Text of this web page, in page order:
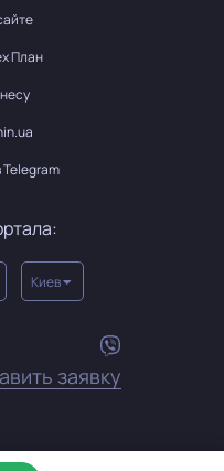
План
Telegram
Киев
заявку